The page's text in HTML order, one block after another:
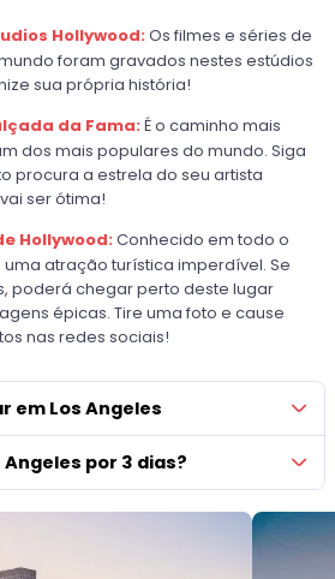
Hollywood: Os filmes e séries de
foram gravados nestes estúdios
sua própria história!
da Fama: É o caminho mais
dos mais populares do mundo. Siga
procura a estrela do seu artista
ser ótima!
Hollywood: Conhecido em todo o
atração turística imperdível. Se
poderá chegar perto deste lugar
épicas. Tire uma foto e cause
nas redes sociais!
em Los Angeles
por 3 dias?